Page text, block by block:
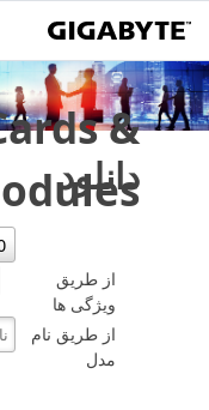
&
دانلود
از طریق
ویژگی ها
از طریق نام
مدل